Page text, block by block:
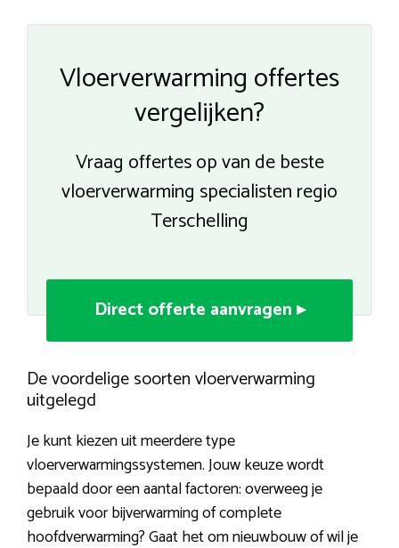
Vloerverwarming offertes
vergelijken?
Vraag offertes op van de beste
vloerverwarming specialisten regio
Terschelling
Direct offerte aanvragen ▸
De voordelige soorten vloerverwarming
uitgelegd
Je kunt kiezen uit meerdere type
vloerverwarmingssystemen. Jouw keuze wordt
bepaald door een aantal factoren: overweeg je
gebruik voor bijverwarming of complete
hoofdverwarming? Gaat het om nieuwbouw of wil je